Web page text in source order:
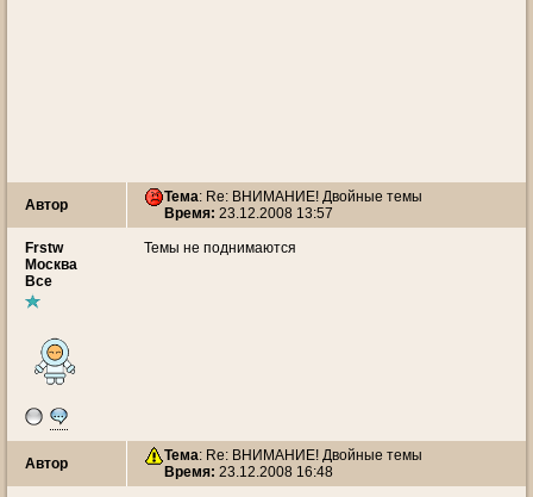
Автор Тема: Re: ВНИМАНИЕ! Двойные темы
Время: 23.12.2008 13:57
Frstw
Москва
Все
Темы не поднимаются
Автор Тема: Re: ВНИМАНИЕ! Двойные темы
Время: 23.12.2008 16:48